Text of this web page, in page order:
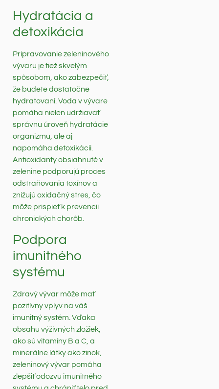
Hydratácia a
detoxikácia
Pripravovanie zeleninového
vývaru je tiež skvelým
spôsobom, ako zabezpečiť,
že budete dostatočne
hydratovaní. Voda v vývare
pomáha nielen udržiavať
správnu úroveň hydratácie
organizmu, ale aj
napomáha detoxikácii.
Antioxidanty obsiahnuté v
zelenine podporujú proces
odstraňovania toxínov a
znižujú oxidačný stres, čo
môže prispieť k prevencii
chronických chorôb.
Podpora
imunitného
systému
Zdravý vývar môže mať
pozitívny vplyv na váš
imunitný systém. Vďaka
obsahu výživných zložiek,
ako sú vitamíny B a C, a
minerálne látky ako zinok,
zeleninový vývar pomáha
zlepšiť odozvu imunitného